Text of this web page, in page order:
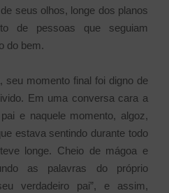
seus olhos, longe dos planos
de pessoas que seguiam
do bem.
seu momento final foi digno de
Em uma conversa cara a
e naquele momento, algoz,
estava sentindo durante todo
longe. Cheio de mágoa e
as palavras do próprio
verdadeiro pai”, e assim,